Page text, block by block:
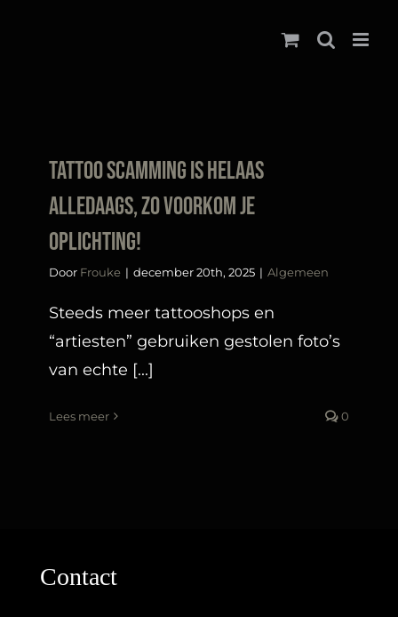
Tattoo scamming is helaas
alledaags, zo voorkom je
oplichting!
Door Frouke | december 20th, 2025 | Algemeen
Steeds meer tattooshops en
“artiesten” gebruiken gestolen foto’s
van echte [...]
Lees meer 0
Contact